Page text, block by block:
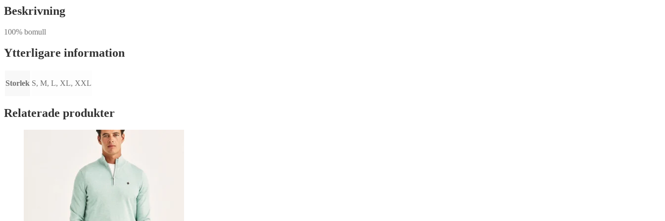
mängd
Beskrivning
100% bomull
Ytterligare information
Storlek S, M, L, XL, XXL
Relaterade produkter